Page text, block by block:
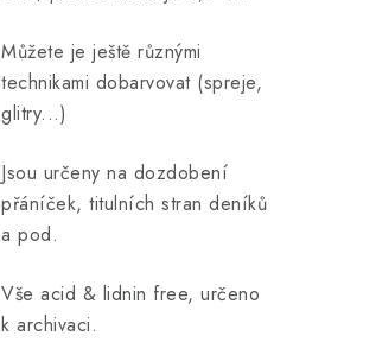
Můžete je ještě různými
technikami dobarvovat (spreje,
glitry...)
Jsou určeny na dozdobení
přáníček, titulních stran deníků
a pod.
Vše acid & lidnin free, určeno
k archivaci.